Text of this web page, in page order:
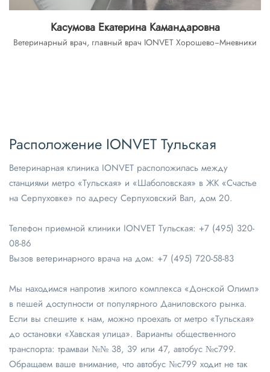
Касумова Екатерина Камандаровна
Ветеринарный врач, главный врач IONVET Хорошево−Мневники
Расположение IONVET Тульская
Ветеринарная клиника IONVET расположилась между
станциями метро «Тульская» и «Шаболовская» в ЖК «Счастье
на Серпуховке» по адресу Серпуховский Вал, дом 20.
Телефон приемной клиники IONVET Тульская: +7 (495) 320-
08-86
Вызов ветеринарного врача на дом: +7 (495) 720-58-83
Мы находимся напротив жилого комплекса «Донской Олимп»
в пешей доступности от популярного Даниловского рынка.
Если вы спешите к нам, можно проехать от метро «Тульская»
до остановки «Хавская улица». Варианты общественного
транспорта: трамваи №№ 38, 39 или 47, автобус №с799.
Обращаем ваше внимание, что автобус №с799 ходит не так